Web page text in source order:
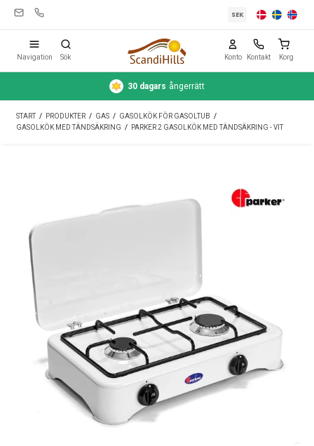
Tält
Bil & släp
Gas
Vatten
Elartiklar
Väderstationer
SEK
Navigation Sök Konto Kontakt Korg
30 dagars ångerrätt
START / PRODUKTER / GAS / GASOLKÖK FÖR GASOLTUB /
GASOLKÖK MED TÄNDSÄKRING / PARKER 2 GASOLKÖK MED TÄNDSÄKRING - VIT